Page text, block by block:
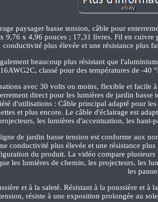
paysager basse tension, câble pour
9,76 x 4,96 pouces ; 17,31 livres. Fil en
conductivité plus élevée et une résistance plus
beaucoup plus résistant que
16AWG2C, classé pour des températures de -40
avec 30 volts ou moins, flexible et facile
direct pour les lumières de jardin
d'utilisations : Câble principal adapté pour
et plus encore. Le câble d'éclairage est
les lumières d'accentuation, les haut-
de jardin basse tension est conforme aux
conductivité plus élevée et une résistance
du produit. La vidéo compare
les lumières de chemin, les projecteurs, les
les
et à la saleté. Résistant à la poussière et
résiste à une exposition prolongée au